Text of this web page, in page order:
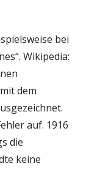
bei
Wikipedia:
dem
auf. 1916
die
keine